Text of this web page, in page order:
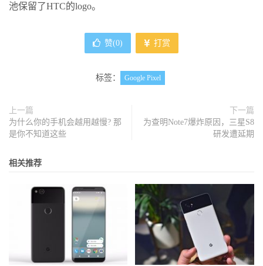
池保留了HTC的logo。
赞(0) 打赏
标签： Google Pixel
上一篇
为什么你的手机会越用越慢? 那
是你不知道这些
下一篇
为查明Note7爆炸原因，三星S8
研发遭延期
相关推荐